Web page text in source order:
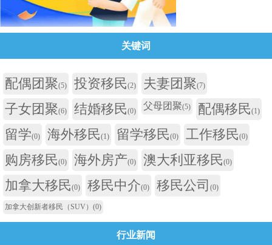
关键词
配偶团聚(5) 投资移民(2) 夫妻团聚(7)
子女团聚(6) 结婚移民(0) 父母团聚(5) 配偶移民(1)
留学(0) 海外移民(1) 留学移民(0) 工作移民(0)
购房移民(0) 海外房产(0) 澳大利亚移民(0)
加拿大移民(0) 移民中介(0) 移民公司 (0)
加拿大创新者移民（SUV） (0)
行业新闻